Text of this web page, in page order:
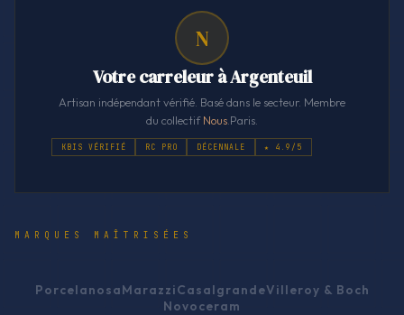
N
Votre carreleur à Argenteuil
Artisan indépendant vérifié. Basé dans le secteur. Membre
du collectifNous .Paris.
KBIS VÉRIFIÉ RC PRO DÉCENNALE ★ 4.9/5
MARQUES MAÎTRISÉES
PorcelanosaMarazziCasalgrandeVilleroy & Boch
Novoceram